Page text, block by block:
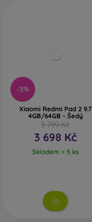
-3%
Xiaomi Redmi Pad 2 9.7
4GB/64GB - Šedý
3 799 Kč
3 698 Kč
Skladem > 5 ks